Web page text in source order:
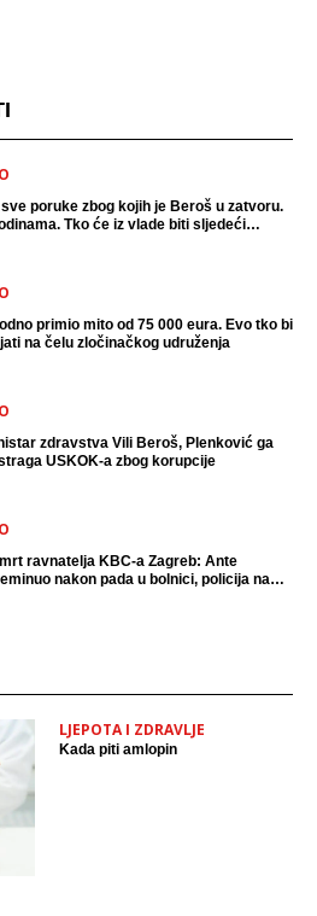
poruke zbog kojih je Beroš u zatvoru.
Tko će iz vlade biti sljedeći
primio mito od 75 000 eura. Evo tko bi
na čelu zločinačkog udruženja
zdravstva Vili Beroš, Plenković ga
USKOK-a zbog korupcije
ravnatelja KBC-a Zagreb: Ante
nakon pada u bolnici, policija na
LJEPOTA I ZDRAVLJE
Kada piti amlopin